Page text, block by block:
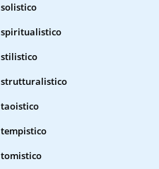
solistico
spiritualistico
stilistico
strutturalistico
taoistico
tempistico
tomistico